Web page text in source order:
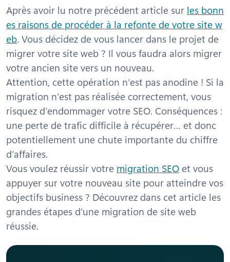
Après avoir lu notre précédent article sur les bonn
es raisons de procéder à la refonte de votre site w
eb. Vous décidez de vous lancer dans le projet de
migrer votre site web ? Il vous faudra alors migrer
votre ancien site vers un nouveau.
Attention, cette opération n’est pas anodine ! Si la
migration n’est pas réalisée correctement, vous
risquez d’endommager votre SEO. Conséquences :
une perte de trafic difficile à récupérer… et donc
potentiellement une chute importante du chiffre
d’affaires.
Vous voulez réussir votre migration SEO et vous
appuyer sur votre nouveau site pour atteindre vos
objectifs business ? Découvrez dans cet article les
grandes étapes d’une migration de site web
réussie.